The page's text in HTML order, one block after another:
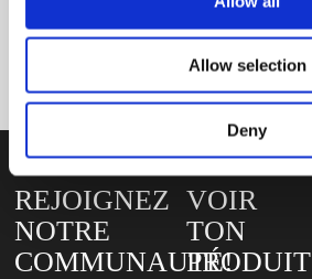
Allow selection
Deny
LIRE LA SUITE
REJOIGNEZ
NOTRE
COMMUNAUTÉ!
VOIR
TON
PRODUIT